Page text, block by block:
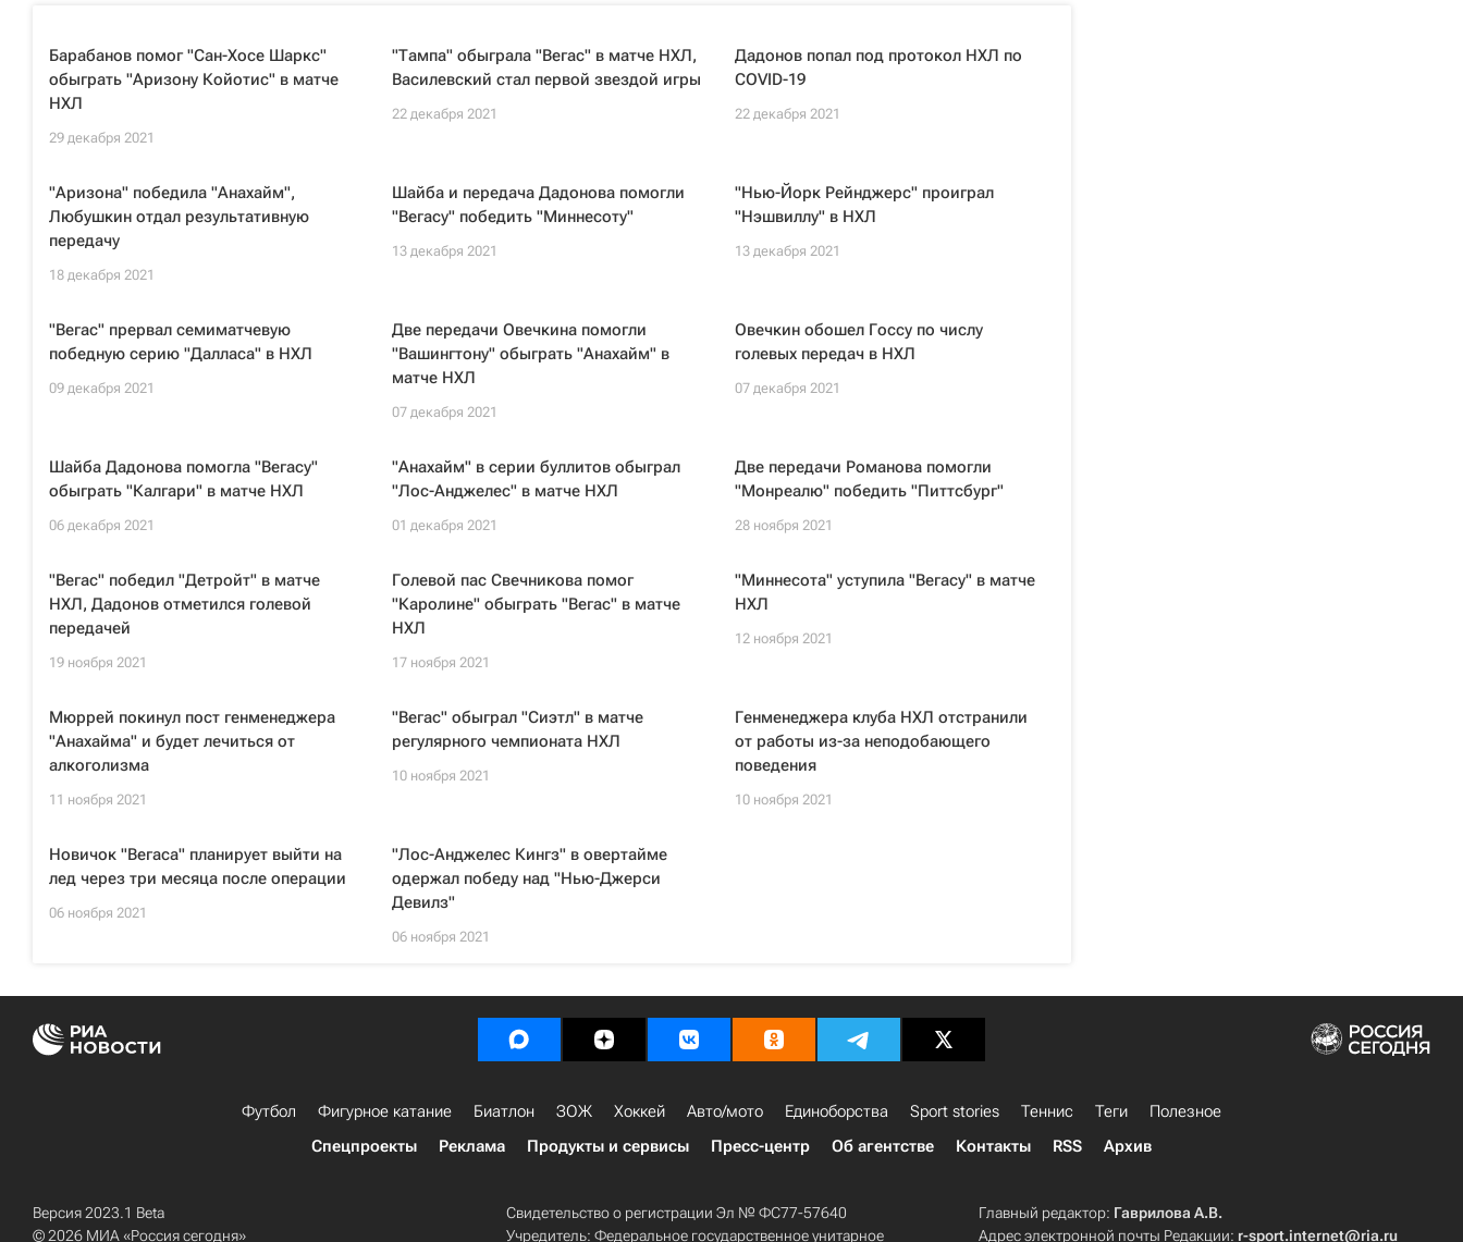
Барабанов помог "Сан-Хосе Шаркс"
обыграть "Аризону Койотис" в матче
НХЛ
29 декабря 2021
"Тампа" обыграла "Вегас" в матче НХЛ,
Василевский стал первой звездой игры
22 декабря 2021
Дадонов попал под протокол НХЛ по
COVID-19
22 декабря 2021
"Аризона" победила "Анахайм",
Любушкин отдал результативную
передачу
18 декабря 2021
Шайба и передача Дадонова помогли
"Вегасу" победить "Миннесоту"
13 декабря 2021
"Нью-Йорк Рейнджерс" проиграл
"Нэшвиллу" в НХЛ
13 декабря 2021
"Вегас" прервал семиматчевую
победную серию "Далласа" в НХЛ
09 декабря 2021
Две передачи Овечкина помогли
"Вашингтону" обыграть "Анахайм" в
матче НХЛ
07 декабря 2021
Овечкин обошел Госсу по числу
голевых передач в НХЛ
07 декабря 2021
Шайба Дадонова помогла "Вегасу"
обыграть "Калгари" в матче НХЛ
06 декабря 2021
"Анахайм" в серии буллитов обыграл
"Лос-Анджелес" в матче НХЛ
01 декабря 2021
Две передачи Романова помогли
"Монреалю" победить "Питтсбург"
28 ноября 2021
"Вегас" победил "Детройт" в матче
НХЛ, Дадонов отметился голевой
передачей
19 ноября 2021
Голевой пас Свечникова помог
"Каролине" обыграть "Вегас" в матче
НХЛ
17 ноября 2021
"Миннесота" уступила "Вегасу" в матче
НХЛ
12 ноября 2021
Мюррей покинул пост генменеджера
"Анахайма" и будет лечиться от
алкоголизма
11 ноября 2021
"Вегас" обыграл "Сиэтл" в матче
регулярного чемпионата НХЛ
10 ноября 2021
Генменеджера клуба НХЛ отстранили
от работы из-за неподобающего
поведения
10 ноября 2021
Новичок "Вегаса" планирует выйти на
лед через три месяца после операции
06 ноября 2021
"Лос-Анджелес Кингз" в овертайме
одержал победу над "Нью-Джерси
Девилз"
06 ноября 2021
Футбол Фигурное катание Биатлон ЗОЖ Хоккей Авто/мото Единоборства Sport stories Теннис Теги
Полезное
Спецпроекты
Реклама Продукты и сервисы Пресс-центр Об агентстве Контакты RSS Архив
Версия 2023.1 Beta
© 2026 МИА «Россия сегодня»
Свидетельство о регистрации Эл № ФС77-57640
Учредитель: Федеральное государственное унитарное
Главный редактор: Гаврилова А.В.
Адрес электронной почты Редакции: r-sport.internet@ria.ru